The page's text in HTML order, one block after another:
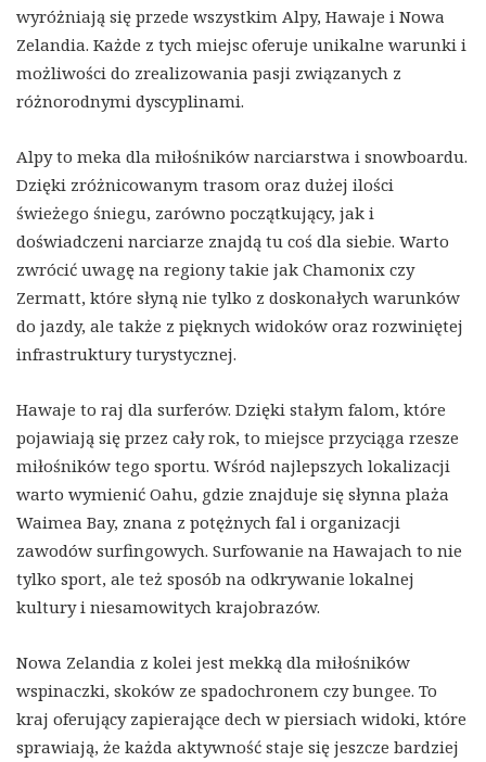
wyróżniają się przede wszystkim Alpy, Hawaje i Nowa
Zelandia. Każde z tych miejsc oferuje unikalne warunki i
możliwości do zrealizowania pasji związanych z
różnorodnymi dyscyplinami.
Alpy to meka dla miłośników narciarstwa i snowboardu.
Dzięki zróżnicowanym trasom oraz dużej ilości
świeżego śniegu, zarówno początkujący, jak i
doświadczeni narciarze znajdą tu coś dla siebie. Warto
zwrócić uwagę na regiony takie jak Chamonix czy
Zermatt, które słyną nie tylko z doskonałych warunków
do jazdy, ale także z pięknych widoków oraz rozwiniętej
infrastruktury turystycznej.
Hawaje to raj dla surferów. Dzięki stałym falom, które
pojawiają się przez cały rok, to miejsce przyciąga rzesze
miłośników tego sportu. Wśród najlepszych lokalizacji
warto wymienić Oahu, gdzie znajduje się słynna plaża
Waimea Bay, znana z potężnych fal i organizacji
zawodów surfingowych. Surfowanie na Hawajach to nie
tylko sport, ale też sposób na odkrywanie lokalnej
kultury i niesamowitych krajobrazów.
Nowa Zelandia z kolei jest mekką dla miłośników
wspinaczki, skoków ze spadochronem czy bungee. To
kraj oferujący zapierające dech w piersiach widoki, które
sprawiają, że każda aktywność staje się jeszcze bardziej